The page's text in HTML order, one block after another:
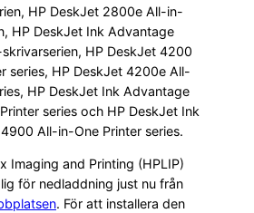
HP DeskJet 2800e All-in-
HP DeskJet Ink Advantage
HP DeskJet 4200
series, HP DeskJet 4200e All-
HP DeskJet Ink Advantage
series och HP DeskJet Ink
All-in-One Printer series.
Imaging and Printing (HPLIP)
för nedladdning just nu från
. För att installera den